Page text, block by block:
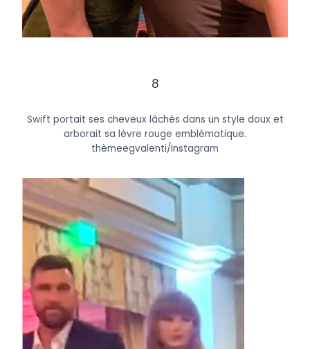
8
Swift portait ses cheveux lâchés dans un style doux et
arborait sa lèvre rouge emblématique.
thèmeegvalenti/Instagram